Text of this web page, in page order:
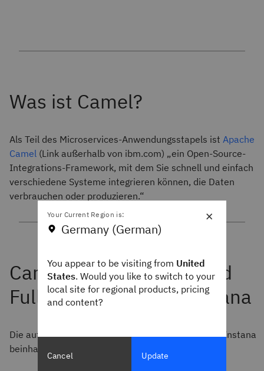
Als Teil des Microservices-Anwendungsstapels ist Apache
Camel (Link außerhalb von ibm.com) „ein Open-Source-
Integrations-Framework, mit dem Sie schnell und einfach
verschiedene Systeme integrieren können, die Daten
verbrauchen oder produzieren.“
Die automatischeMicroservice-Überwachungvon Instana
beinhaltet die Full-Stack-Visualisierung:
×
Your Current Region is:
Germany (German)
You appear to be visiting from United
States. Would you like to switch to your
local site for regional products, pricing
and content?
Cancel Update